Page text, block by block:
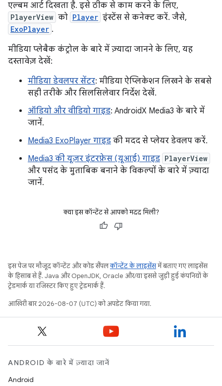
एल्बम आर्ट दिखता है. इसे ठीक से काम करने के लिए,
PlayerView को Player इंस्टेंस से कनेक्ट करें. जैसे,
ExoPlayer .
मीडिया प्लेबैक कंट्रोल के बारे में ज़्यादा जानने के लिए, यह
दस्तावेज़ देखें:
मीडिया डेवलपर सेंटर: मीडिया ऐप्लिकेशन लिखने के सबसे
सही तरीके और सिलसिलेवार निर्देश देखें.
ऑडियो और वीडियो गाइड: AndroidX Media3 के बारे में
जानें.
Media3 ExoPlayer गाइड की मदद से प्लेयर डेवलप करें.
Media3 की यूज़र इंटरफ़ेस (यूआई) गाइड PlayerView
और पसंद के मुताबिक बनाने के विकल्पों के बारे में ज़्यादा
जानें.
क्या इस कॉन्टेंट से आपको मदद मिली?
इस पेज पर मौजूद कॉन्टेंट और कोड सैंपलकॉन्टेंट के लाइसेंसमें बताए गए लाइसेंस
के हिसाब से हैं. Java और OpenJDK, Oracle और/या इससे जुड़ी हुई कंपनियों के
ट्रेडमार्क या रजिस्टर किए हुए ट्रेडमार्क हैं.
आखिरी बार 2026-08-07 (UTC) को अपडेट किया गया.
ANDROID के बारे में ज़्यादा जानें
Android